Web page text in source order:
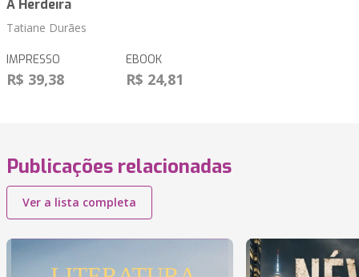
A Herdeira
Tatiane Durães
IMPRESSO
R$ 39,38
EBOOK
R$ 24,81
Publicações relacionadas
Ver a lista completa